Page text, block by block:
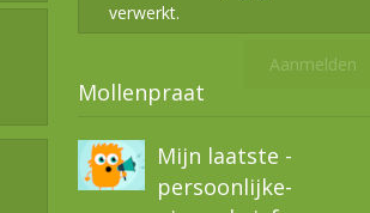
verwerkt.
Mollenpraat
Ouderbijdrage 2025-
Mijn laatste -
persoonlijke-